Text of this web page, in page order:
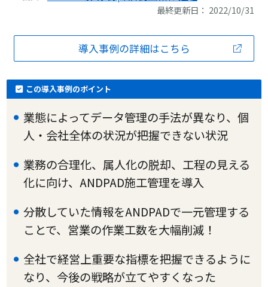
最終更新日： 2022/10/31
導入事例の詳細はこちら
この導入事例のポイント
業態によってデータ管理の手法が異なり、個
人・会社全体の状況が把握できない状況
業務の合理化、属人化の脱却、工程の見える
化に向け、ANDPAD施工管理を導入
分散していた情報をANDPADで一元管理する
ことで、営業の作業工数を大幅削減！
全社で経営上重要な指標を把握できるように
なり、今後の戦略が立てやすくなった